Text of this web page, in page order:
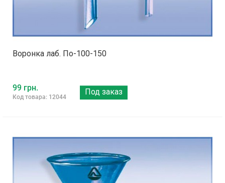
Воронка лаб. По-100-150
99 грн.
Код товара: 12044
Под заказ